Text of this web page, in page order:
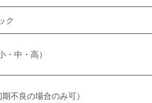
ク
・中・高）
不良の場合のみ可）